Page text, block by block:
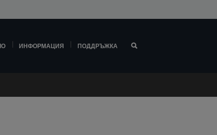
ИНФОРМАЦИЯ ПОДДРЪЖКА